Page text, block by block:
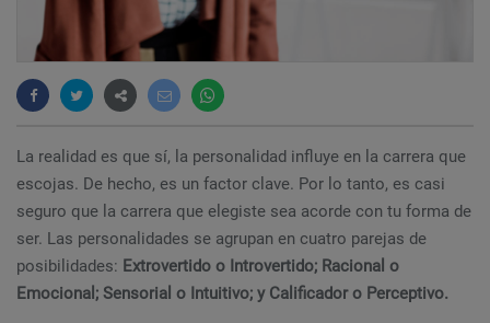
La realidad es que sí, la personalidad influye en la carrera que
escojas. De hecho, es un factor clave. Por lo tanto, es casi
seguro que la carrera que elegiste sea acorde con tu forma de
ser. Las personalidades se agrupan en cuatro parejas de
posibilidades: Extrovertido o Introvertido; Racional o
Emocional; Sensorial o Intuitivo; y Calificador o Perceptivo.